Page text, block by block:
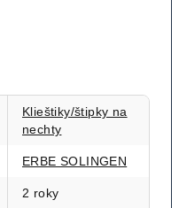
Klieštiky/štipky na
nechty
ERBE SOLINGEN
2 roky